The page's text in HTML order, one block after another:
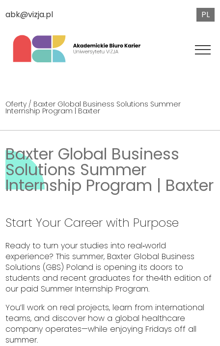
abk@vizja.pl PL
Oferty / Baxter Global Business Solutions Summer
Internship Program | Baxter
Baxter Global Business
Solutions Summer
Internship Program | Baxter
Start Your Career with Purpose
Ready to turn your studies into real‑world
experience? This summer, Baxter Global Business
Solutions (GBS) Poland is opening its doors to
students and recent graduates for the4th edition of
our paid Summer Internship Program.
You’ll work on real projects, learn from international
teams, and discover how a global healthcare
company operates—while enjoying Fridays off all
summer.